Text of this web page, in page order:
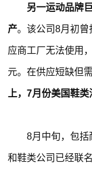
另一运动品牌
产。该公司8月初
应商工厂无法使用
元。在供应短缺但
上，7月份美国鞋
8月中旬，包
和鞋类公司已经联